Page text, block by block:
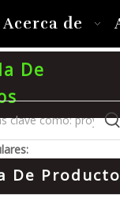
Acerca de
De
De Producto